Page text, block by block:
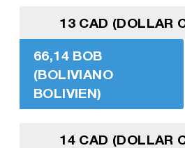
13 CAD (DOLLAR
66,14 BOB
(BOLIVIANO
BOLIVIEN)
14 CAD (DOLLAR